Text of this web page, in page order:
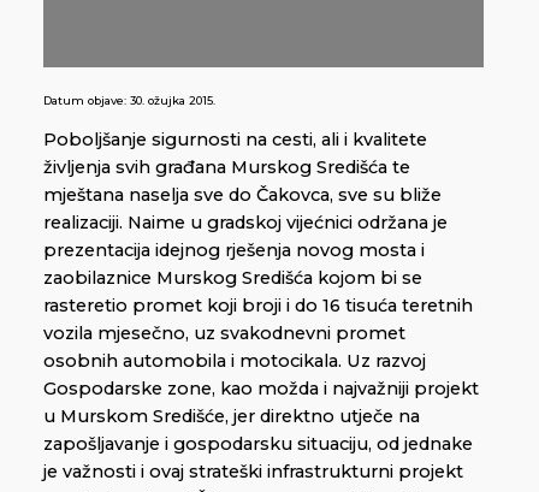
Datum objave: 30. ožujka 2015.
Poboljšanje sigurnosti na cesti, ali i kvalitete
življenja svih građana Murskog Središća te
mještana naselja sve do Čakovca, sve su bliže
realizaciji. Naime u gradskoj vijećnici održana je
prezentacija idejnog rješenja novog mosta i
zaobilaznice Murskog Središća kojom bi se
rasteretio promet koji broji i do 16 tisuća teretnih
vozila mjesečno, uz svakodnevni promet
osobnih automobila i motocikala. Uz razvoj
Gospodarske zone, kao možda i najvažniji projekt
u Murskom Središće, jer direktno utječe na
zapošljavanje i gospodarsku situaciju, od jednake
je važnosti i ovaj strateški infrastrukturni projekt